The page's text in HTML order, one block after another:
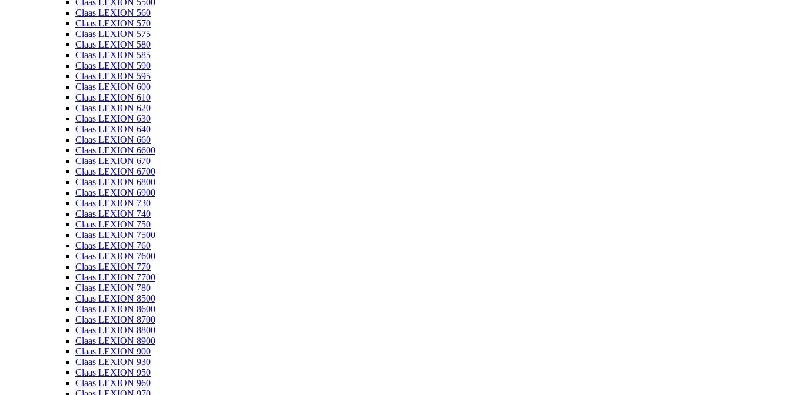
Claas LEXION 5500
Claas LEXION 560
Claas LEXION 570
Claas LEXION 575
Claas LEXION 580
Claas LEXION 585
Claas LEXION 590
Claas LEXION 595
Claas LEXION 600
Claas LEXION 610
Claas LEXION 620
Claas LEXION 630
Claas LEXION 640
Claas LEXION 660
Claas LEXION 6600
Claas LEXION 670
Claas LEXION 6700
Claas LEXION 6800
Claas LEXION 6900
Claas LEXION 730
Claas LEXION 740
Claas LEXION 750
Claas LEXION 7500
Claas LEXION 760
Claas LEXION 7600
Claas LEXION 770
Claas LEXION 7700
Claas LEXION 780
Claas LEXION 8500
Claas LEXION 8600
Claas LEXION 8700
Claas LEXION 8800
Claas LEXION 8900
Claas LEXION 900
Claas LEXION 930
Claas LEXION 950
Claas LEXION 960